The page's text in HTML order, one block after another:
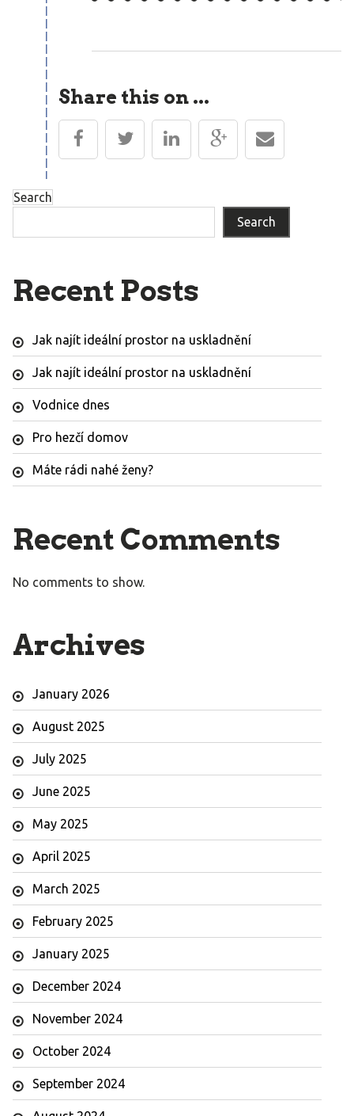
Share this on ...
Search
Search
Recent Posts
Jak najít ideální prostor na uskladnění
Jak najít ideální prostor na uskladnění
Vodnice dnes
Pro hezčí domov
Máte rádi nahé ženy?
Recent Comments
No comments to show.
Archives
January 2026
August 2025
July 2025
June 2025
May 2025
April 2025
March 2025
February 2025
January 2025
December 2024
November 2024
October 2024
September 2024